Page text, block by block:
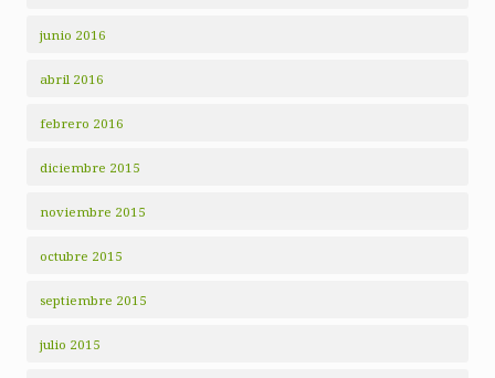
junio 2016
abril 2016
febrero 2016
diciembre 2015
noviembre 2015
octubre 2015
septiembre 2015
julio 2015